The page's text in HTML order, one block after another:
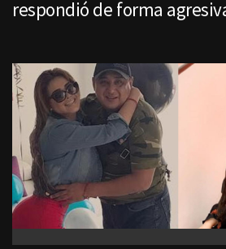
respondió de forma